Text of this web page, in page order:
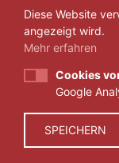
« 1 ... 15
© 2026 ZEIT FÜR
Diese Website
angezeigt wird.
Mehr erfahren
Cookies
Google
SPEICHERN